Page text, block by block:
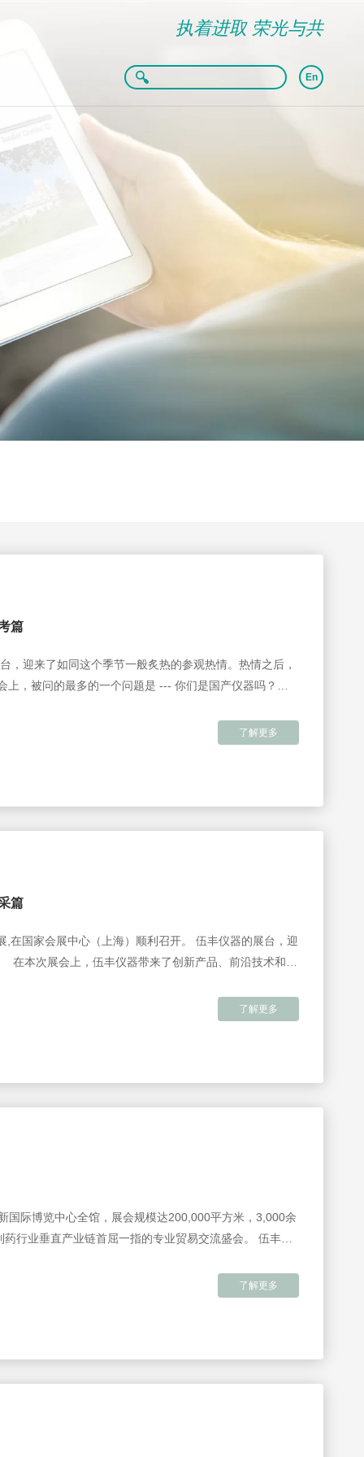
执着进取 荣光与共
En
篇
迎来了如同这个季节一般炙热的参观热情。热情之后，
，被问的最多的一个问题是 --- 你们是国产仪器吗？于
、高校同企业开展联合攻关，提升国产化替代水平和应
了解更多
篇
在国家会展中心（上海）顺利召开。 伍丰仪器的展台，迎
本次展会上，伍丰仪器带来了创新产品、前沿技术和未
330位；升级的自动式单向阀等。LC-100大制备系统…
了解更多
国际博览中心全馆，展会规模达200,000平方米，3,000余
行业垂直产业链首屈一指的专业贸易交流盛会。 伍丰仪
了解更多